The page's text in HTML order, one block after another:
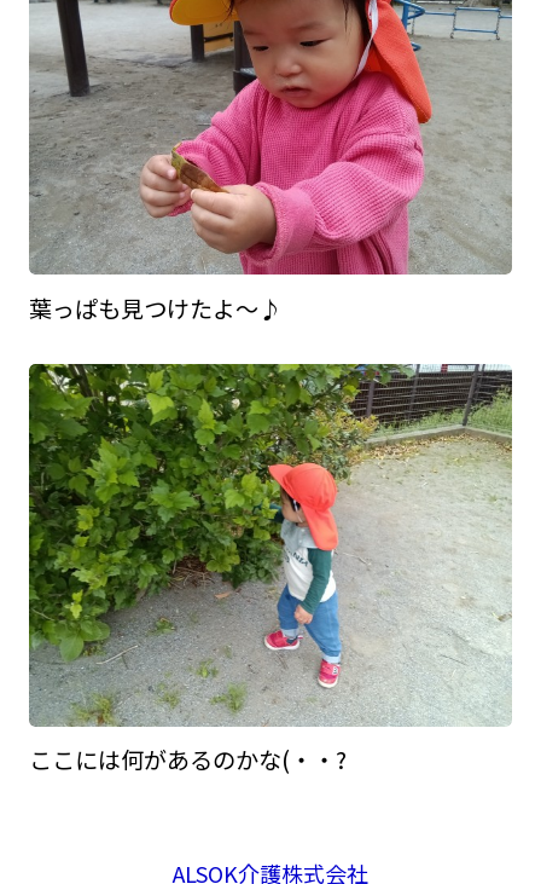
葉っぱも見つけたよ～♪
ここには何があるのかな(・・?
ALSOK介護株式会社